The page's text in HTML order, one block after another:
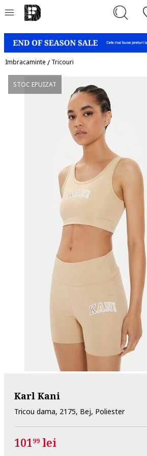
Imbracaminte / Tricouri
STOC EPUIZAT
Karl Kani
Tricou dama, 2175, Bej, Poliester
10199 lei